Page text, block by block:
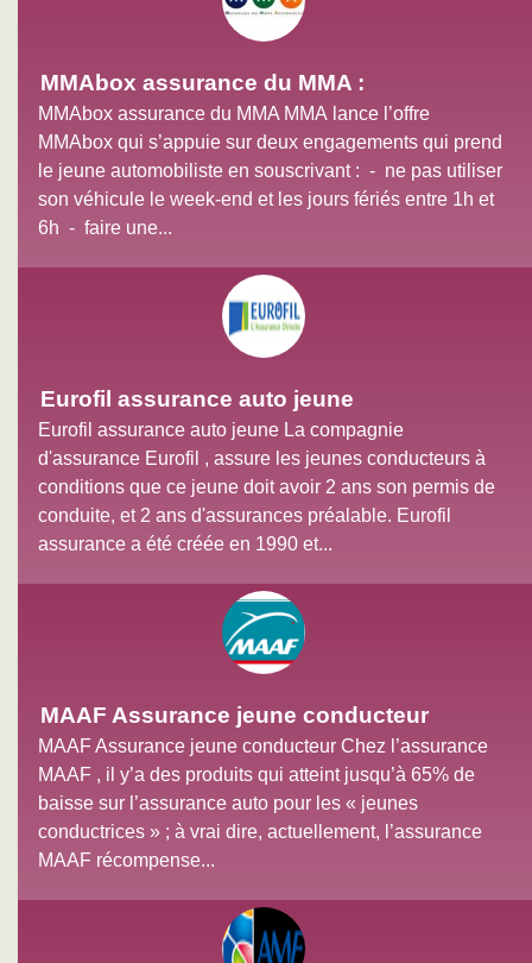
MMAbox assurance du MMA :
MMAbox assurance du MMA MMA lance l’offre
MMAbox qui s’appuie sur deux engagements qui prend
le jeune automobiliste en souscrivant : - ne pas utiliser
son véhicule le week-end et les jours fériés entre 1h et
6h - faire une...
Eurofil assurance auto jeune
Eurofil assurance auto jeune La compagnie
d'assurance Eurofil , assure les jeunes conducteurs à
conditions que ce jeune doit avoir 2 ans son permis de
conduite, et 2 ans d'assurances préalable. Eurofil
assurance a été créée en 1990 et...
MAAF Assurance jeune conducteur
MAAF Assurance jeune conducteur Chez l’assurance
MAAF , il y’a des produits qui atteint jusqu’à 65% de
baisse sur l’assurance auto pour les « jeunes
conductrices » ; à vrai dire, actuellement, l’assurance
MAAF récompense...